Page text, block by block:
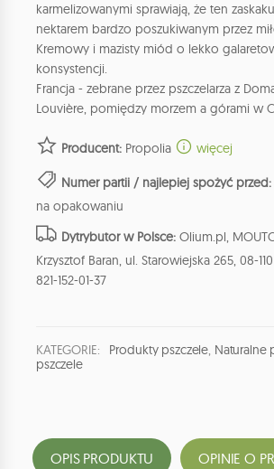
karmelizowanymi sprawiają, że ten
nektarem bardzo poszukiwanym przez
Kremowy i mazisty miód o lekko
konsystencji.
Francja - zebrane przez pszczelarza z
Louvière, pomiędzy morzem a górami w
Producent: Propolia więcej
Numer partii / najlepiej spożyć przed:
na opakowaniu
Dytrybutor w Polsce: Olium.pl,
Krzysztof Baran, ul. Starowiejska 265, 08-
821-152-01-37
KATEGORIE: Produkty pszczele, Naturalne
pszczele
OPIS PRODUKTU OPINIE O